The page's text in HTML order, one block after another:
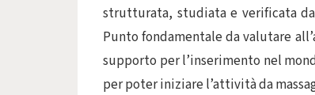
strutturata, studiata e verificata
Punto fondamentale da valutare
supporto per l’inserimento nel
per poter iniziare l’attività da